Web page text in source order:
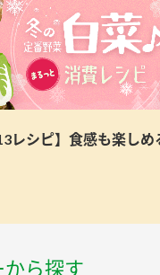
レシピ】食感も楽し
ら探す